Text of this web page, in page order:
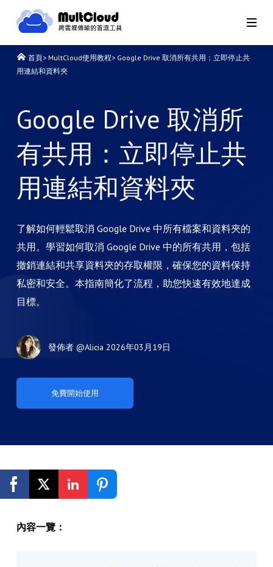
首頁> MultCloud使用教程> Google Drive 取消所有共用：立即停止共
用連結和資料夾
Google Drive 取消所
有共用：立即停止共
用連結和資料夾
了解如何輕鬆取消 Google Drive 中所有檔案和資料夾的
共用。學習如何取消 Google Drive 中的所有共用，包括
撤銷連結和共享資料夾的存取權限，確保您的資料保持
私密和安全。本指南簡化了流程，助您快速有效地達成
目標。
免費開始使用
發佈者 @Alicia 2026年03月19日
內容一覽：